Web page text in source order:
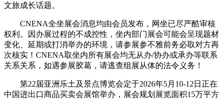
文旅成长话题。
CNENA全坐展会消息均由会员发布，网坐已尽严酷审核
权利。因办展过程的不成控性，坐内部门展会可能会呈现题材
变化、延期或打消举办的环境，请参展参不雅前务必取对方再
次核实！CNENA取坐内所有展会均无从办/协办或承办等联系
关系关系，如遇参展胶葛，请逃查组展从体的法令义务！
第22届亚洲乐土及景点博览会定于2026年5月10-12日正在
中国进出口商品买卖会展馆举办，展会规划展览面积15万平方